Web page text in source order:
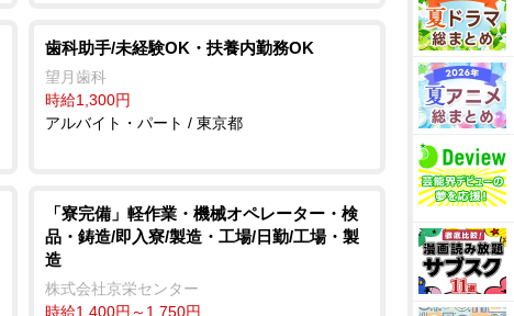
歯科助手/未経験OK・扶養内勤務OK
望月歯科
時給1,300円
アルバイト・パート / 東京都
「寮完備」軽作業・機械オペレーター・検
品・鋳造/即入寮/製造・工場/日勤/工場・製
造
株式会社京栄センター
時給1,400円～1,750円